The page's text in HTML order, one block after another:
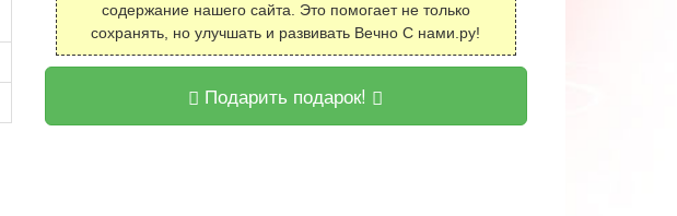
содержание нашего сайта. Это помогает не только
сохранять, но улучшать и развивать Вечно С нами.ру!
Подарить подарок!